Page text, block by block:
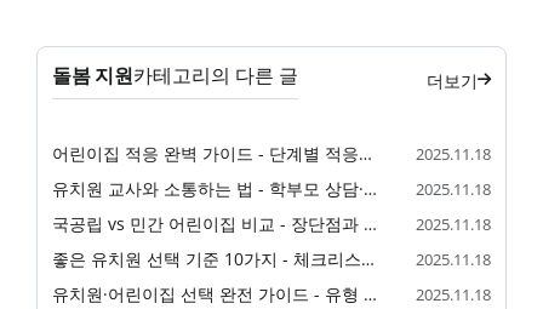
돌봄 지원카테고리의 다른 글 더보기
어린이집 적응 완벽 가이드 - 단계별 적응법과 분리 불안 대처 2025.11.18
유치원 교사와 소통하는 법 - 학부모 상담·가정 연계 실전 가이드 2025.11.18
국공립 vs 민간 어린이집 비교 - 장단점과 선택 기준 2025.11.18
좋은 유치원 선택 기준 10가지 - 체크리스트로 완벽 비교 2025.11.18
유치원·어린이집 선택 완전 가이드 - 유형 비교부터 입소 절차까지 2025.11.18